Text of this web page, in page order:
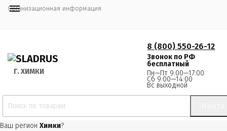
Организационная информация
Г. ХИМКИ
8 (800) 550-26-12
Звонок по РФ
бесплатный
Пн—Пт 9:00—17:00
Сб 9:00—14:00
Вс выходной
Ваш регион Химки?